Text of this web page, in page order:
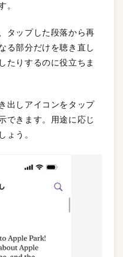
。
タップした段落から再
る部分だけを聴き直し
たりするのに役立ちま
出しアイコンをタップ
できます。用途に応じ
ょう。